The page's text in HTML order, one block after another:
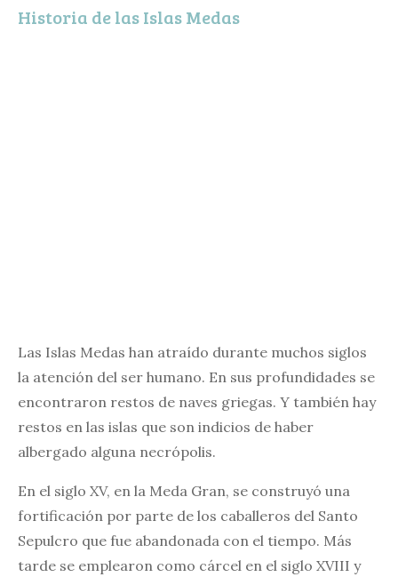
Historia de las Islas Medas
Las Islas Medas han atraído durante muchos siglos
la atención del ser humano. En sus profundidades se
encontraron restos de naves griegas. Y también hay
restos en las islas que son indicios de haber
albergado alguna necrópolis.
En el siglo XV, en la Meda Gran, se construyó una
fortificación por parte de los caballeros del Santo
Sepulcro que fue abandonada con el tiempo. Más
tarde se emplearon como cárcel en el siglo XVIII y